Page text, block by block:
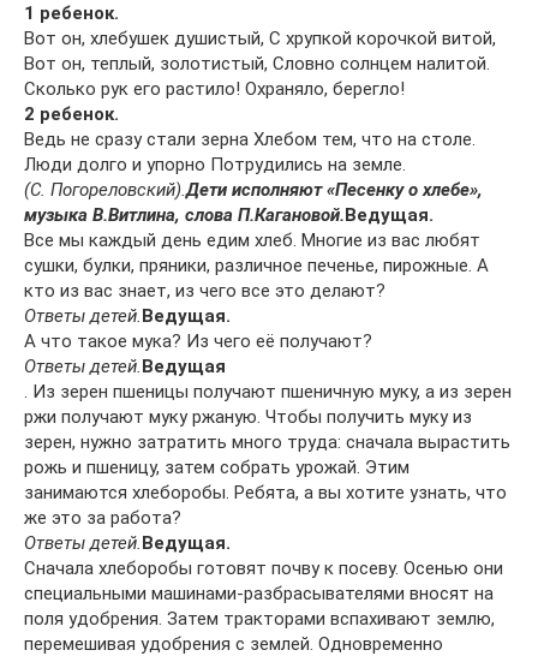
1 ребенок.
Вот он, хлебушек душистый, С хрупкой корочкой витой,
Вот он, теплый, золотистый, Словно солнцем налитой.
Сколько рук его растило! Охраняло, берегло!
2 ребенок.
Ведь не сразу стали зерна Хлебом тем, что на столе.
Люди долго и упорно Потрудились на земле.
(С. Погореловский).Дети исполняют «Песенку о хлебе»,
музыка В.Витлина, слова П.Кагановой.Ведущая.
Все мы каждый день едим хлеб. Многие из вас любят
сушки, булки, пряники, различное печенье, пирожные. А
кто из вас знает, из чего все это делают?
Ответы детей.Ведущая.
А что такое мука? Из чего её получают?
Ответы детей.Ведущая
. Из зерен пшеницы получают пшеничную муку, а из зерен
ржи получают муку ржаную. Чтобы получить муку из
зерен, нужно затратить много труда: сначала вырастить
рожь и пшеницу, затем собрать урожай. Этим
занимаются хлеборобы. Ребята, а вы хотите узнать, что
же это за работа?
Ответы детей.Ведущая.
Сначала хлеборобы готовят почву к посеву. Осенью они
специальными машинами-разбрасывателями вносят на
поля удобрения. Затем тракторами вспахивают землю,
перемешивая удобрения с землей. Одновременно